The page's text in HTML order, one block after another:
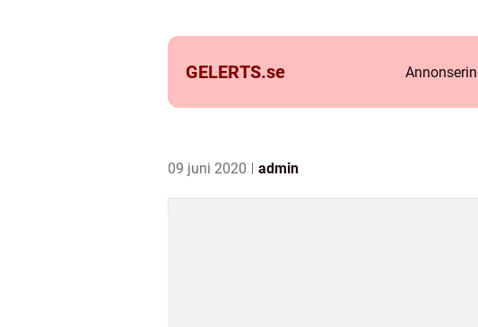
GELERTS.se
09 juni 2020 admin